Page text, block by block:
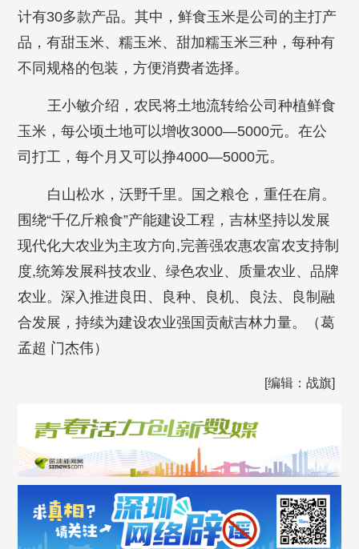
计有30多款产品。其中，鲜食玉米是公司的主打产
品，有甜玉米、糯玉米、甜加糯玉米三种，每种有
不同规格的包装，方便消费者选择。
王小敏介绍，农民将土地流转给公司种植鲜食
玉米，每公顷土地可以增收3000—5000元。在公
司打工，每个月又可以挣4000—5000元。
白山松水，沃野千里。国之粮仓，重任在肩。
围绕“千亿斤粮食”产能建设工程，吉林坚持以发展
现代化大农业为主攻方向,完善强农惠农富农支持制
度,统筹发展科技农业、绿色农业、质量农业、品牌
农业。深入推进良田、良种、良机、良法、良制融
合发展，持续为建设农业强国贡献吉林力量。（葛
孟超 门杰伟）
[编辑：战旗]